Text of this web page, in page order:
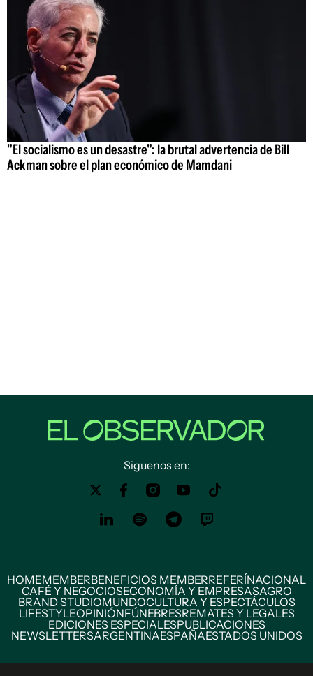
"El socialismo es un desastre": la brutal advertencia de Bill
Ackman sobre el plan económico de Mamdani
Siguenos en:
HOMEMEMBERBENEFICIOS MEMBERREFERÍNACIONAL
CAFÉ Y NEGOCIOSECONOMÍA Y EMPRESASAGRO
BRAND STUDIOMUNDOCULTURA Y ESPECTÁCULOS
LIFESTYLEOPINIÓNFÚNEBRESREMATES Y LEGALES
EDICIONES ESPECIALESPUBLICACIONES
NEWSLETTERSARGENTINAESPAÑAESTADOS UNIDOS